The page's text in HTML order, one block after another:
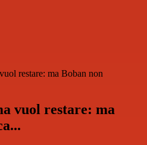
restare: ma Boban non
vuol restare: ma